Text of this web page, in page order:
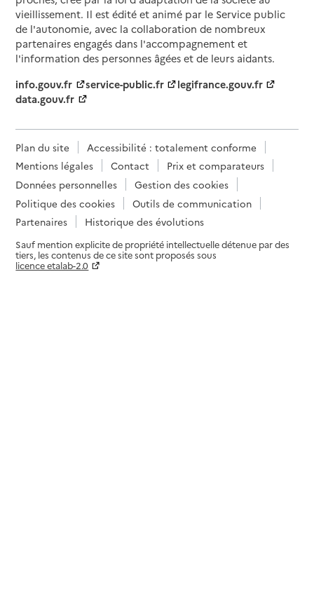
vieillissement. Il est édité et animé par le Service public
de l'autonomie, avec la collaboration de nombreux
partenaires engagés dans l'accompagnement et
l'information des personnes âgées et de leurs aidants.
info.gouv.fr
service-public.fr
legifrance.gouv.fr
data.gouv.fr
Plan du site
Accessibilité : totalement conforme
Mentions légales
Contact
Prix et comparateurs
Données personnelles
Gestion des cookies
Politique des cookies
Outils de communication
Partenaires
Historique des évolutions
Sauf mention explicite de propriété intellectuelle détenue par des
tiers, les contenus de ce site sont proposés sous
licence etalab-2.0